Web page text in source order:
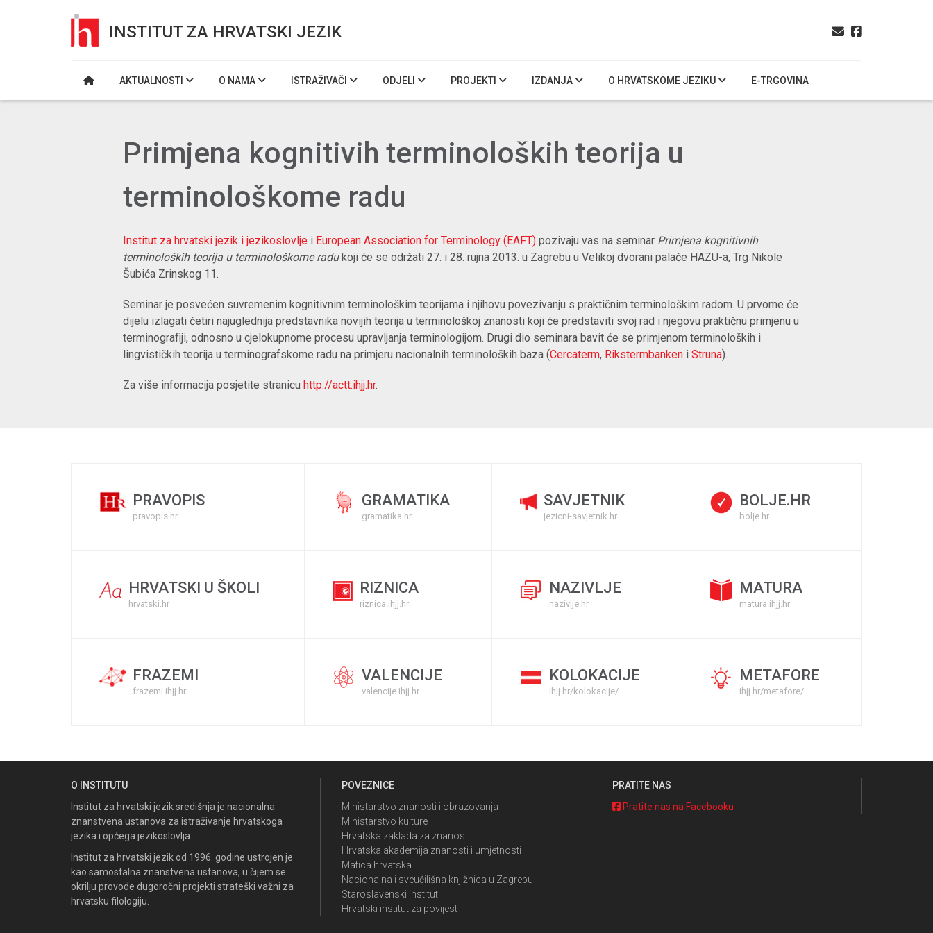
INSTITUT ZA HRVATSKI JEZIK
AKTUALNOSTI O NAMA ISTRAŽIVAČI ODJELI PROJEKTI IZDANJA O HRVATSKOME JEZIKU E-TRGOVINA
Primjena kognitivih terminoloških teorija u
terminološkome radu
Institut za hrvatski jezik i jezikoslovlje i European Association for Terminology (EAFT) pozivaju vas na seminar Primjena kognitivnih
terminoloških teorija u terminološkome radukoji će se održati 27. i 28. rujna 2013. u Zagrebu u Velikoj dvorani palače HAZU-a, Trg Nikole
Šubića Zrinskog 11.
Seminar je posvećen suvremenim kognitivnim terminološkim teorijama i njihovu povezivanju s praktičnim terminološkim radom. U prvome će
dijelu izlagati četiri najuglednija predstavnika novijih teorija u terminološkoj znanosti koji će predstaviti svoj rad i njegovu praktičnu primjenu u
terminografiji, odnosno u cjelokupnome procesu upravljanja terminologijom. Drugi dio seminara bavit će se primjenom terminoloških i
lingvističkih teorija u terminografskome radu na primjeru nacionalnih terminoloških baza (Cercaterm, Rikstermbanken i Struna).
Za više informacija posjetite stranicu http://actt.ihjj.hr.
PRAVOPIS
pravopis.hr
GRAMATIKA
gramatika.hr
SAVJETNIK
jezicni-savjetnik.hr
BOLJE.HR
bolje.hr
HRVATSKI U ŠKOLI
hrvatski.hr
RIZNICA
riznica.ihjj.hr
NAZIVLJE
nazivlje.hr
MATURA
matura.ihjj.hr
FRAZEMI
frazemi.ihjj.hr
VALENCIJE
valencije.ihjj.hr
KOLOKACIJE
ihjj.hr/kolokacije/
METAFORE
ihjj.hr/metafore/
O INSTITUTU
Institut za hrvatski jezik središnja je nacionalna
znanstvena ustanova za istraživanje hrvatskoga
jezika i općega jezikoslovlja.
Institut za hrvatski jezik od 1996. godine ustrojen je
kao samostalna znanstvena ustanova, u čijem se
okrilju provode dugoročni projekti strateški važni za
hrvatsku filologiju.
POVEZNICE
Ministarstvo znanosti i obrazovanja
Ministarstvo kulture
Hrvatska zaklada za znanost
Hrvatska akademija znanosti i umjetnosti
Matica hrvatska
Nacionalna i sveučilišna knjižnica u Zagrebu
Staroslavenski institut
Hrvatski institut za povijest
PRATITE NAS
Pratite nas na Facebooku